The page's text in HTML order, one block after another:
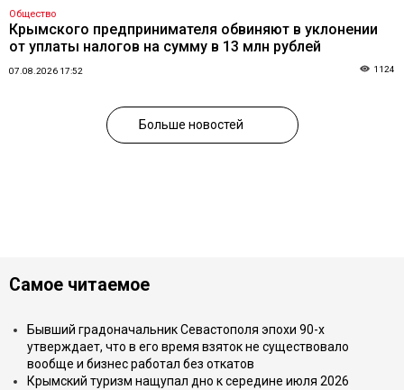
Общество
Крымского предпринимателя обвиняют в уклонении
от уплаты налогов на сумму в 13 млн рублей
07.08.2026 17:52 1124
Больше новостей
Самое читаемое
Бывший градоначальник Севастополя эпохи 90-х
утверждает, что в его время взяток не существовало
вообще и бизнес работал без откатов
Крымский туризм нащупал дно к середине июля 2026